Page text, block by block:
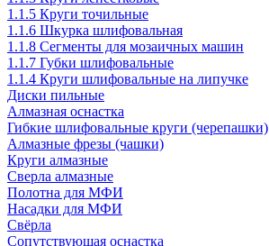
1.1.5 Круги точильные
1.1.6 Шкурка шлифовальная
1.1.8 Сегменты для мозаичных машин
1.1.7 Губки шлифовальные
1.1.4 Круги шлифовальные на липучке
Диски пильные
Алмазная оснастка
Гибкие шлифовальные круги (черепашки)
Алмазные фрезы (чашки)
Круги алмазные
Сверла алмазные
Полотна для МФИ
Насадки для МФИ
Свёрла
Сопутствующая оснастка